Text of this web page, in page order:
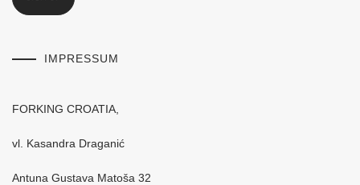
IMPRESSUM
FORKING CROATIA,
vl. Kasandra Draganić
Antuna Gustava Matoša 32